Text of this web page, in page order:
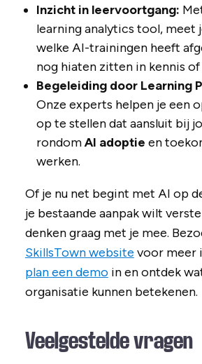
Inzicht in leervoortgang:
learning analytics tool, meet
welke AI-trainingen heeft
nog hiaten zitten in kennis
Begeleiding door Learning
Onze experts helpen je een
op te stellen dat aansluit bij
rondomAI adoptie en
werken.
Of je nu net begint met AI op
je bestaande aanpak wilt
denken graag met je mee.
SkillsTown website voor meer
plan een demoin en ontdek
organisatie kunnen betekenen.
Veelgestelde vragen